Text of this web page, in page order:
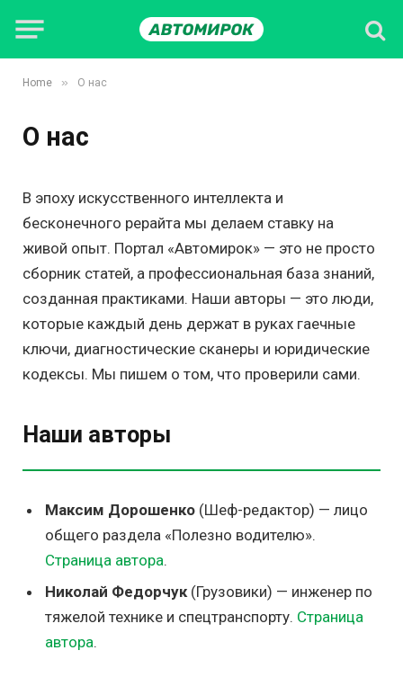
Home » О нас
О нас
В эпоху искусственного интеллекта и
бесконечного рерайта мы делаем ставку на
живой опыт. Портал «Автомирок» — это не просто
сборник статей, а профессиональная база знаний,
созданная практиками. Наши авторы — это люди,
которые каждый день держат в руках гаечные
ключи, диагностические сканеры и юридические
кодексы. Мы пишем о том, что проверили сами.
Наши авторы
Максим Дорошенко (Шеф-редактор) — лицо
общего раздела «Полезно водителю».
Страница автора.
Николай Федорчук(Грузовики) — инженер по
тяжелой технике и спецтранспорту. Страница
автора.